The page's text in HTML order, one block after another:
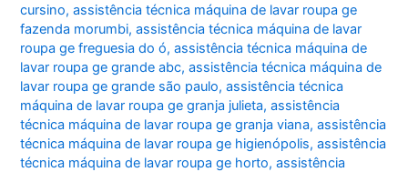
cursino,assistência técnica máquina de lavar roupa ge
fazenda morumbi,assistência técnica máquina de lavar
roupa ge freguesia do ó,assistência técnica máquina de
lavar roupa ge grande abc,assistência técnica máquina de
lavar roupa ge grande são paulo,assistência técnica
máquina de lavar roupa ge granja julieta,assistência
técnica máquina de lavar roupa ge granja viana,assistência
técnica máquina de lavar roupa ge higienópolis,assistência
técnica máquina de lavar roupa ge horto,assistência